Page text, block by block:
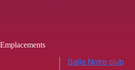
Emplacements
Salle Notre club